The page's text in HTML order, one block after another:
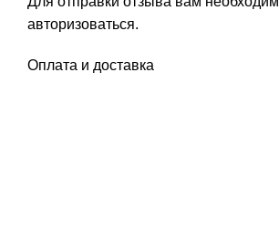
авторизоваться.
Оплата и доставка